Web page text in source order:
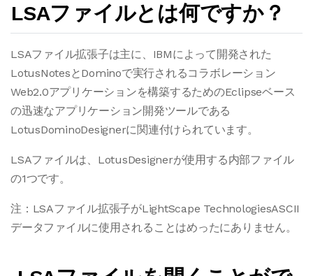
LSAファイルとは何ですか？
LSAファイル拡張子は主に、IBMによって開発された
LotusNotesとDominoで実行されるコラボレーション
Web2.0アプリケーションを構築するためのEclipseベース
の迅速なアプリケーション開発ツールである
LotusDominoDesignerに関連付けられています。
LSAファイルは、LotusDesignerが使用する内部ファイル
の1つです。
注：LSAファイル拡張子がLightScape TechnologiesASCII
データファイルに使用されることはめったにありません。